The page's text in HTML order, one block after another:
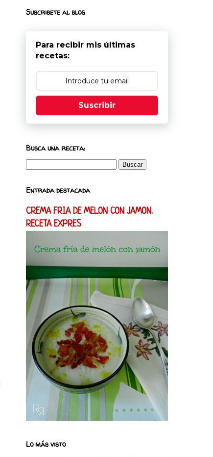
Suscribete al blog
Para recibir mis últimas
recetas:
Suscribir
Busca una receta:
Entrada destacada
CREMA FRIA DE MELON CON JAMON.
RECETA EXPRES
Lo más visto